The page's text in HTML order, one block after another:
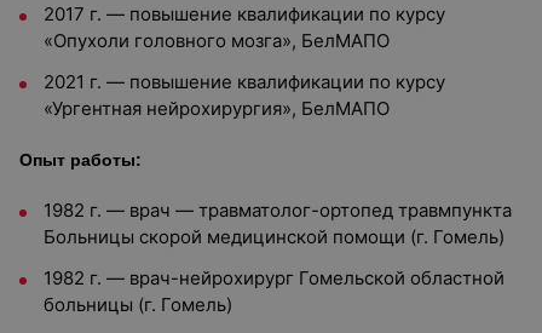
2017 г. — повышение квалификации по курсу
«Опухоли головного мозга», БелМАПО
2021 г. — повышение квалификации по курсу
«Ургентная нейрохирургия», БелМАПО
Опыт работы:
1982 г. — врач — травматолог-ортопед травмпункта
Больницы скорой медицинской помощи (г. Гомель)
1982 г. — врач-нейрохирург Гомельской областной
больницы (г. Гомель)